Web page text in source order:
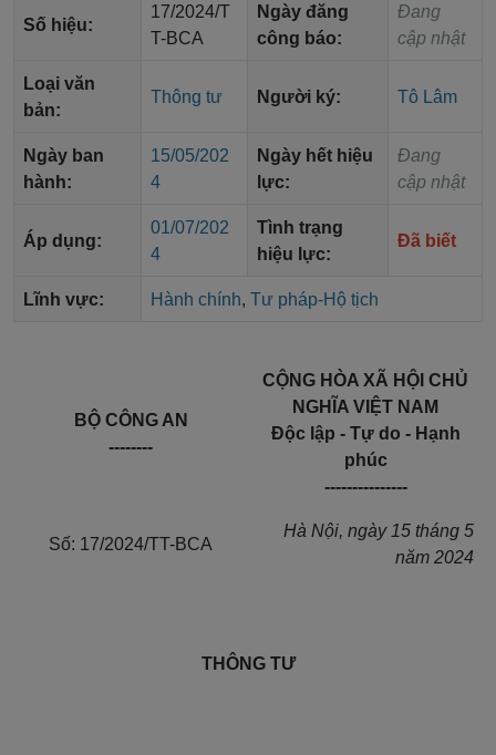
Số hiệu:
17/2024/T
T-BCA
Ngày đăng
công báo:
Đang
cập nhật
Loại văn
bản:
Thông tư Người ký: Tô Lâm
Ngày ban
hành:
15/05/202
4
Ngày hết hiệu
lực:
Đang
cập nhật
Áp dụng:
01/07/202
4
Tình trạng
hiệu lực:
Đã biết
Lĩnh vực: Hành chính, Tư pháp-Hộ tịch
BỘ CÔNG AN
--------
CỘNG HÒA XÃ HỘI CHỦ
NGHĨA VIỆT NAM
Độc lập - Tự do - Hạnh
phúc
---------------
Số: 17/2024/TT-BCA
Hà Nội, ngày 15 tháng 5
năm 2024
THÔNG TƯ